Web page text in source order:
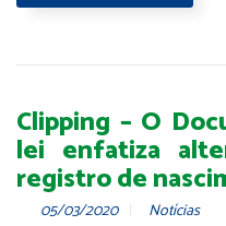
Clipping – O
lei enfatiza
registro de
05/03/2020 Notícias